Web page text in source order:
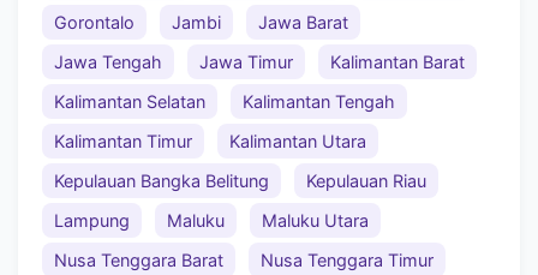
Gorontalo
Jambi
Jawa Barat
Jawa Tengah
Jawa Timur
Kalimantan Barat
Kalimantan Selatan
Kalimantan Tengah
Kalimantan Timur
Kalimantan Utara
Kepulauan Bangka Belitung
Kepulauan Riau
Lampung
Maluku
Maluku Utara
Nusa Tenggara Barat
Nusa Tenggara Timur